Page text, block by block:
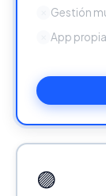
Gestión
App
🟣